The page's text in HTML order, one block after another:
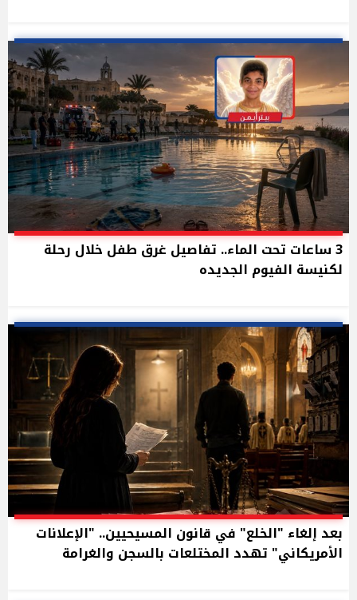
3 ساعات تحت الماء.. تفاصيل غرق طفل خلال رحلة
لكنيسة الفيوم الجديده
بعد إلغاء "الخلع" في قانون المسيحيين.. "الإعلانات
الأمريكاني" تهدد المختلعات بالسجن والغرامة